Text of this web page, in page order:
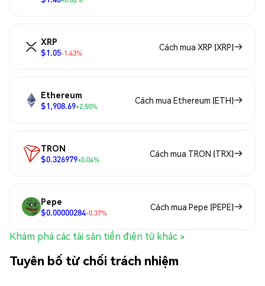
XRP
$1.05-1.43%
Cách mua XRP (XRP)
Ethereum
$1,908.69+2.50%
Cách mua Ethereum (ETH)
TRON
$0.326979+0.04%
Cách mua TRON (TRX)
Pepe
$0.00000284-0.37%
Cách mua Pepe (PEPE)
Khám phá các tài sản tiền điện tử khác >
Tuyên bố từ chối trách nhiệm